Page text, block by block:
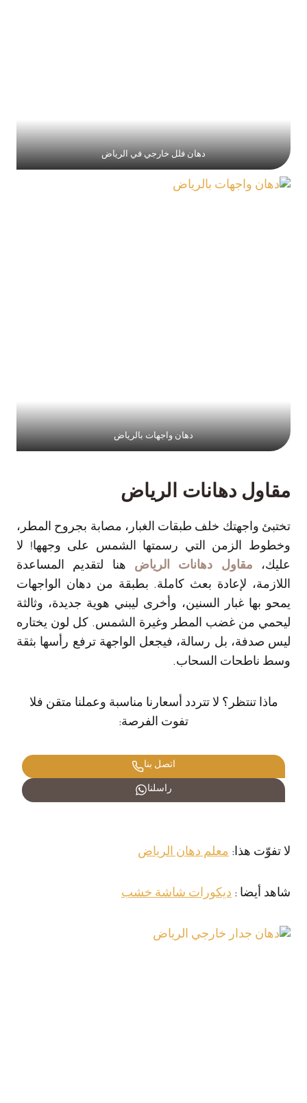
دهان فلل خارجي في الرياض
دهان واجهات بالرياض
مقاول دهانات الرياض
تختبئ واجهتك خلف طبقات الغبار، مصابة بجروح المطر،
وخطوط الزمن التي رسمتها الشمس على وجهها! لا
عليك، مقاول دهانات الرياض هنا لتقديم المساعدة
اللازمة، لإعادة بعث كاملة. بطبقة من دهان الواجهات
يمحو بها غبار السنين، وأخرى ليبني هوية جديدة، وثالثة
ليحمي من غضب المطر وغيرة الشمس. كل لون يختاره
ليس صدفة، بل رسالة، فيجعل الواجهة ترفع رأسها بثقة
وسط ناطحات السحاب.
ماذا تنتظر؟ لا تتردد أسعارنا مناسبة وعملنا متقن فلا
تفوت الفرصة:
اتصل بنا
راسلنا
لا تفوّت هذا: معلم دهان الرياض
شاهد أيضا : ديكورات شاشة خشب